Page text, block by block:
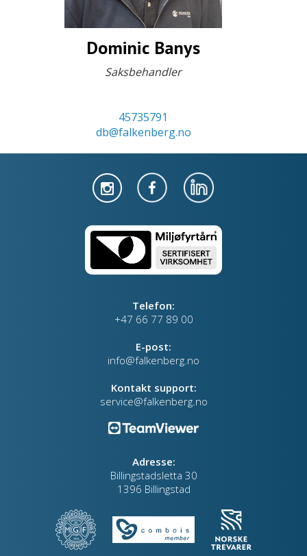
Dominic Banys
Saksbehandler
45735791
db@falkenberg.no
Telefon:
+47 66 77 89 00
E-post:
info@falkenberg.no
Kontakt support:
service@falkenberg.no
Adresse:
Billingstadsletta 30
1396 Billingstad